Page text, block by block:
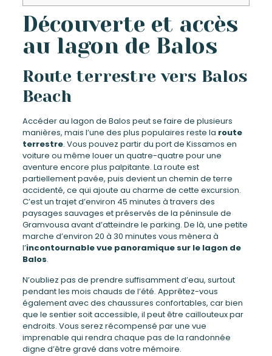
Découverte et accès
au lagon de Balos
Route terrestre vers Balos
Beach
Accéder au lagon de Balos peut se faire de plusieurs
manières, mais l’une des plus populaires reste la route
terrestre. Vous pouvez partir du port de Kissamos en
voiture ou même louer un quatre-quatre pour une
aventure encore plus palpitante. La route est
partiellement pavée, puis devient un chemin de terre
accidenté, ce qui ajoute au charme de cette excursion.
C’est un trajet d’environ 45 minutes à travers des
paysages sauvages et préservés de la péninsule de
Gramvousa avant d’atteindre le parking. De là, une petite
marche d’environ 20 à 30 minutes vous mènera à
l’incontournable vue panoramique sur le lagon de
Balos.
N’oubliez pas de prendre suffisamment d’eau, surtout
pendant les mois chauds de l’été. Apprêtez-vous
également avec des chaussures confortables, car bien
que le sentier soit accessible, il peut être caillouteux par
endroits. Vous serez récompensé par une vue
imprenable qui rendra chaque pas de la randonnée
digne d’être gravé dans votre mémoire.